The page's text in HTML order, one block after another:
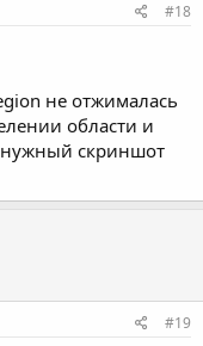
#18
не отжималась
области и
нужный скриншот
#19